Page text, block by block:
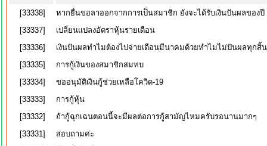
[33338]
หากยื่นขอลาออกจากการเป็นสมาชิก ยังจะได้รับเงินปันผลของปี
[33337]
เปลี่ยนแปลงอัตราหุ้นรายเดือน
[33336]
เงินปันผลทำไมต้องไปจ่ายเดือนมีนาคมด้วยทำไมไม่ปันผลทุกสิ้
[33335]
การกู้เงินของสมาชิกสมทบ
[33334]
ขออนุมัติเงินกู้ช่วยเหลือโควิด-19
[33333]
การกู้หุ้น
[33332]
ถ้ากู้ฉุกเฉนตอนนี้จะมีผลต่อการกู้สามัญไหมครับรอนานมากๆ
[33331]
สอบถามค่ะ